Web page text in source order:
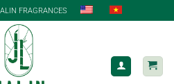
FRAGRANCES